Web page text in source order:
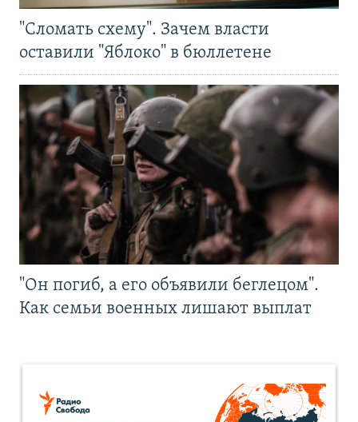
"Сломать схему". Зачем власти
оставили "Яблоко" в бюллетене
"Он погиб, а его объявили беглецом".
Как семьи военных лишают выплат